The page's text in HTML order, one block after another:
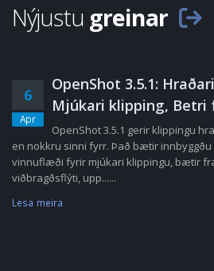
Nýjustu greinar
6
Apr
OpenShot 3.5.1:
Mjúkari klipping, Betri
OpenShot 3.5.1 gerir klippingu
en nokkru sinni fyrr. Það bætir innbyggðu
vinnuflæði fyrir mjúkari klippingu, bætir
viðbragðsflýti, upp......
Lesa meira